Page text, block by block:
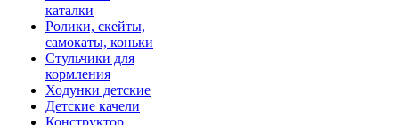
каталки
Ролики, скейты,
самокаты, коньки
Стульчики для
кормления
Ходунки детские
Детские качели
Конструктор